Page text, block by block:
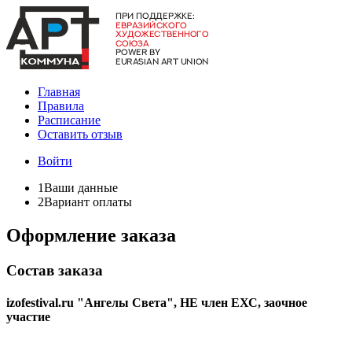
Главная
Правила
Расписание
Оставить отзыв
Войти
1Ваши данные
2Вариант оплаты
Оформление заказа
Состав заказа
izofestival.ru "Ангелы Света", НЕ член ЕХС, заочное
участие